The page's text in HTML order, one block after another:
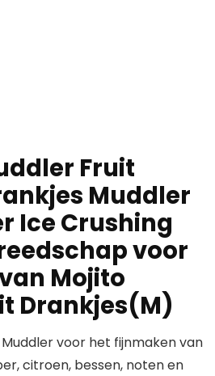
Fruit
Muddler
Ice Crushing
voor
Mojito
Drankjes(M)
Muddler voor het fijnmaken van
citroen, bessen, noten en